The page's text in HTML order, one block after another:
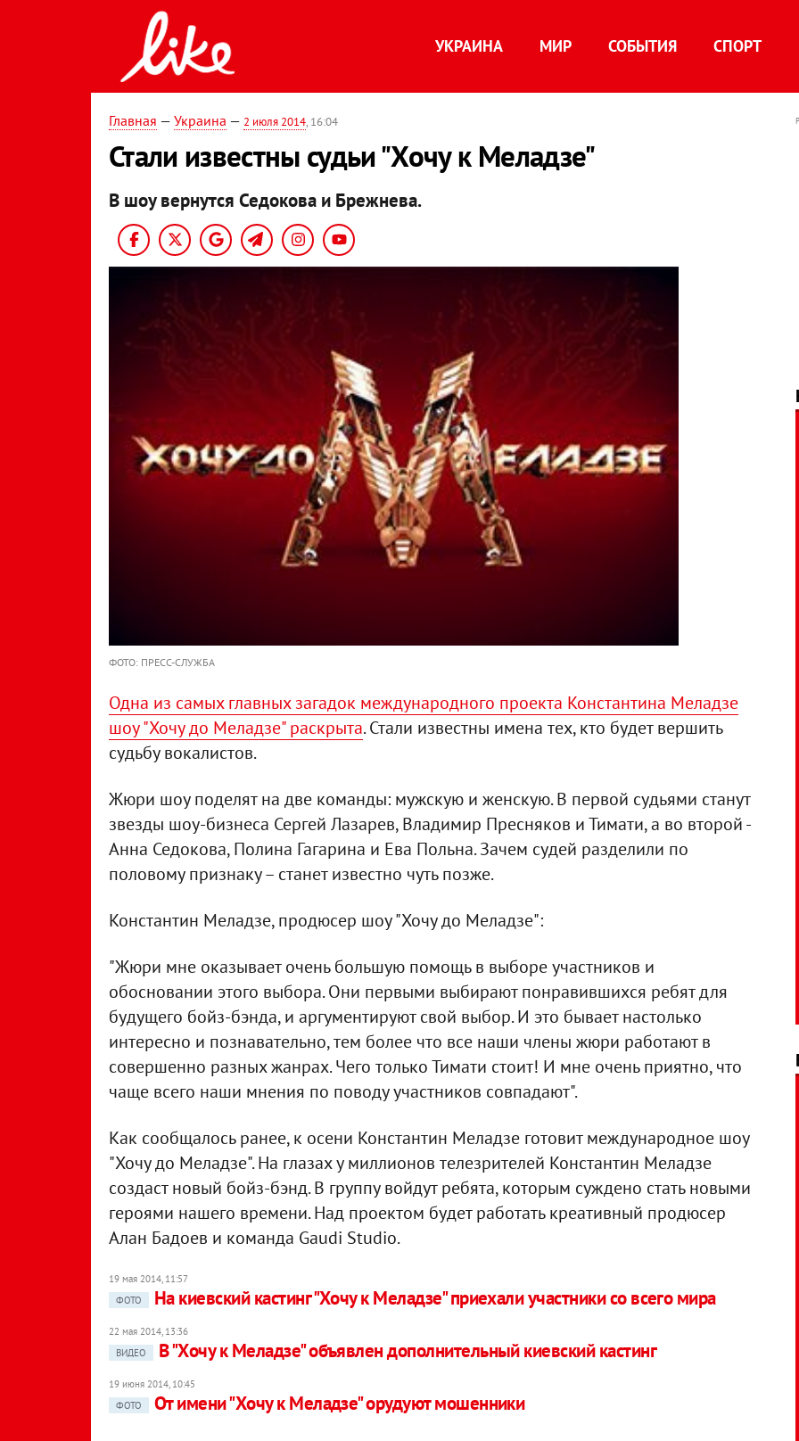
УКРАИНА МИР СОБЫТИЯ СПОРТ
Главная — Украина — 2 июля 2014, 16:04
Стали известны судьи "Хочу к Меладзе"
В шоу вернутся Седокова и Брежнева.
ФОТО: ПРЕСС-СЛУЖБА
Одна из самых главных загадок международного проекта Константина Меладзе
шоу "Хочу до Меладзе" раскрыта. Стали известны имена тех, кто будет вершить
судьбу вокалистов.
Жюри шоу поделят на две команды: мужскую и женскую. В первой судьями станут
звезды шоу-бизнеса Сергей Лазарев, Владимир Пресняков и Тимати, а во второй -
Анна Седокова, Полина Гагарина и Ева Польна. Зачем судей разделили по
половому признаку – станет известно чуть позже.
Константин Меладзе, продюсер шоу "Хочу до Меладзе":
"Жюри мне оказывает очень большую помощь в выборе участников и
обосновании этого выбора. Они первыми выбирают понравившихся ребят для
будущего бойз-бэнда, и аргументируют свой выбор. И это бывает настолько
интересно и познавательно, тем более что все наши члены жюри работают в
совершенно разных жанрах. Чего только Тимати стоит! И мне очень приятно, что
чаще всего наши мнения по поводу участников совпадают".
Как сообщалось ранее, к осени Константин Меладзе готовит международное шоу
"Хочу до Меладзе". На глазах у миллионов телезрителей Константин Меладзе
создаст новый бойз-бэнд. В группу войдут ребята, которым суждено стать новыми
героями нашего времени. Над проектом будет работать креативный продюсер
Алан Бадоев и команда Gaudi Studio.
19 мая 2014, 11:57
ФОТО
На киевский кастинг "Хочу к Меладзе" приехали участники со всего мира
22 мая 2014, 13:36
ВИДЕО
В "Хочу к Меладзе" объявлен дополнительный киевский кастинг
19 июня 2014, 10:45
ФОТО
От имени "Хочу к Меладзе" орудуют мошенники